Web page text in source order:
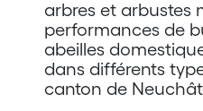
arbres et arbustes
performances de
abeilles
dans différents
canton de